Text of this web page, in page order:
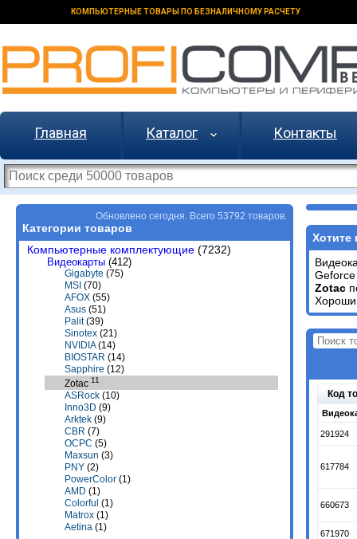
КОМПЬЮТЕРНЫЕ ТОВАРЫ ПО БЕЗНАЛИЧНОМУ РАСЧЕТУ
Главная Каталог Контакты
Обновлено сегодня. Всего 53792 товаров.
Категории товаров
Компьютерные комплектующие (7232)
Видеокарты (412)
Gigabyte (75)
MSI (70)
AFOX (55)
Asus (51)
Palit(39)
Sinotex (21)
NVIDIA(14)
BIOSTAR (14)
Sapphire (12)
Zotac 11
ASRock (10)
Inno3D (9)
Arktek (9)
CBR (7)
OCPC (5)
Maxsun (3)
PNY (2)
PowerColor (1)
AMD (1)
Colorful (1)
Matrox (1)
Aetina (1)
Хотите
Zotac
Код
291924
617784
660673
671970